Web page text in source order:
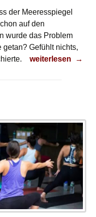
der Meeresspiegel
auf den
wurde das Problem
getan? Gefühlt nichts,
Der
weiterlesen →